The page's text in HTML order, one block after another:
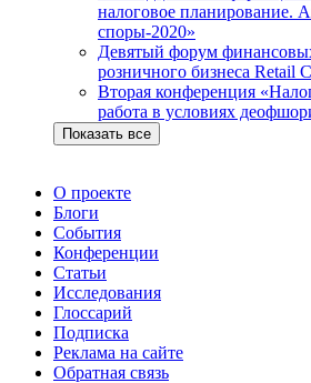
налоговое планирование.
споры-2020»
Девятый форум
розничного бизнеса Retail
Вторая конференция
работа в условиях
Показать все
О проекте
Блоги
События
Конференции
Статьи
Исследования
Глоссарий
Подписка
Реклама на сайте
Обратная связь